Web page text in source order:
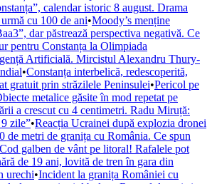
calendar istoric 8 august. Drama
cu 100 de ani•Moody’s menține
dar păstrează perspectiva negativă. Ce
pentru Constanța la Olimpiada
Artificială. Mircistul Alexandru Thury-
•Constanța interbelică, redescoperită,
gratuit prin străzilele Peninsulei•Pericol pe
metalice găsite în mod repetat pe
a crescut cu 4 centimetri. Radu Miruță:
zile”•Reacția Ucrainei după explozia dronei
de metri de granița cu România. Ce spun
Cod galben de vânt pe litoral! Rafalele pot
de 19 ani, lovită de tren în gara din
urechi•Incident la granița României cu